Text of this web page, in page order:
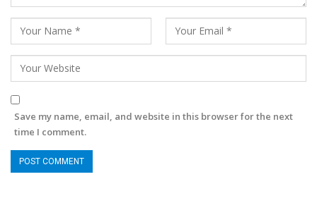
Save my name, email, and website in this browser for the next
time I comment.